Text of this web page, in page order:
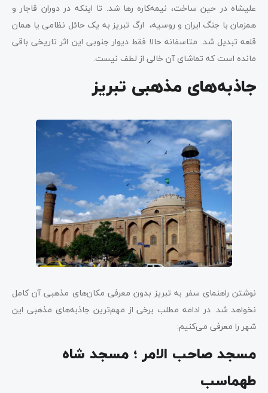
علیشاه در حین ساخت، نیمه‌کاره رها شد. تا اینکه در دوران قاجار و
همزمان با جنگ ایران و روسیه، ارگ تبریز به یک حائل نظامی یا همان
قلعه تبدیل شد. متاسفانه حالا فقط دیوار جنوبی این اثر تاریخی باقی
مانده است که تماشای آن خالی از لطف نیست.
جاذبه‌های مذهبی تبریز
نوشتن راهنمای سفر به تبریز بدون معرفی مکان‌های مذهبی آن کامل
نخواهد شد. در ادامه مطلب برخی از مهم‌ترین جاذبه‌های مذهبی این
شهر را معرفی می‌کنیم:
مسجد صاحب الامر ؛ مسجد شاه
طهماسب